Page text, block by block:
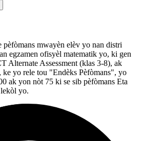
mwayèn elèv yo nan distri
egzamen ofisyèl matematik yo, ki gen
Alternate Assessment (klas 3-8), ak
ke yo rele tou "Endèks Pèfòmans", yo
ak yon nòt 75 ki se sib pèfòmans Eta
yo.